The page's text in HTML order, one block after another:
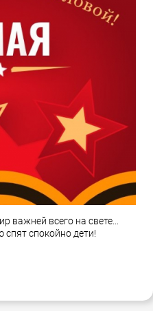
важней всего на свете...
спят спокойно дети!